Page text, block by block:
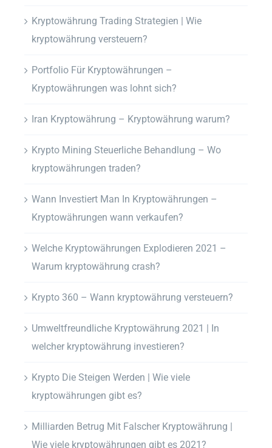
Kryptowährung Trading Strategien | Wie
kryptowährung versteuern?
Portfolio Für Kryptowährungen –
Kryptowährungen was lohnt sich?
Iran Kryptowährung – Kryptowährung warum?
Krypto Mining Steuerliche Behandlung – Wo
kryptowährungen traden?
Wann Investiert Man In Kryptowährungen –
Kryptowährungen wann verkaufen?
Welche Kryptowährungen Explodieren 2021 –
Warum kryptowährung crash?
Krypto 360 – Wann kryptowährung versteuern?
Umweltfreundliche Kryptowährung 2021 | In
welcher kryptowährung investieren?
Krypto Die Steigen Werden | Wie viele
kryptowährungen gibt es?
Milliarden Betrug Mit Falscher Kryptowährung |
Wie viele kryptowährungen gibt es 2021?